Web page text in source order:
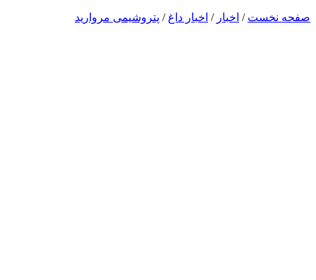
صفحه نخست / اخبار / اخبار داغ / پتروشیمی مروارید